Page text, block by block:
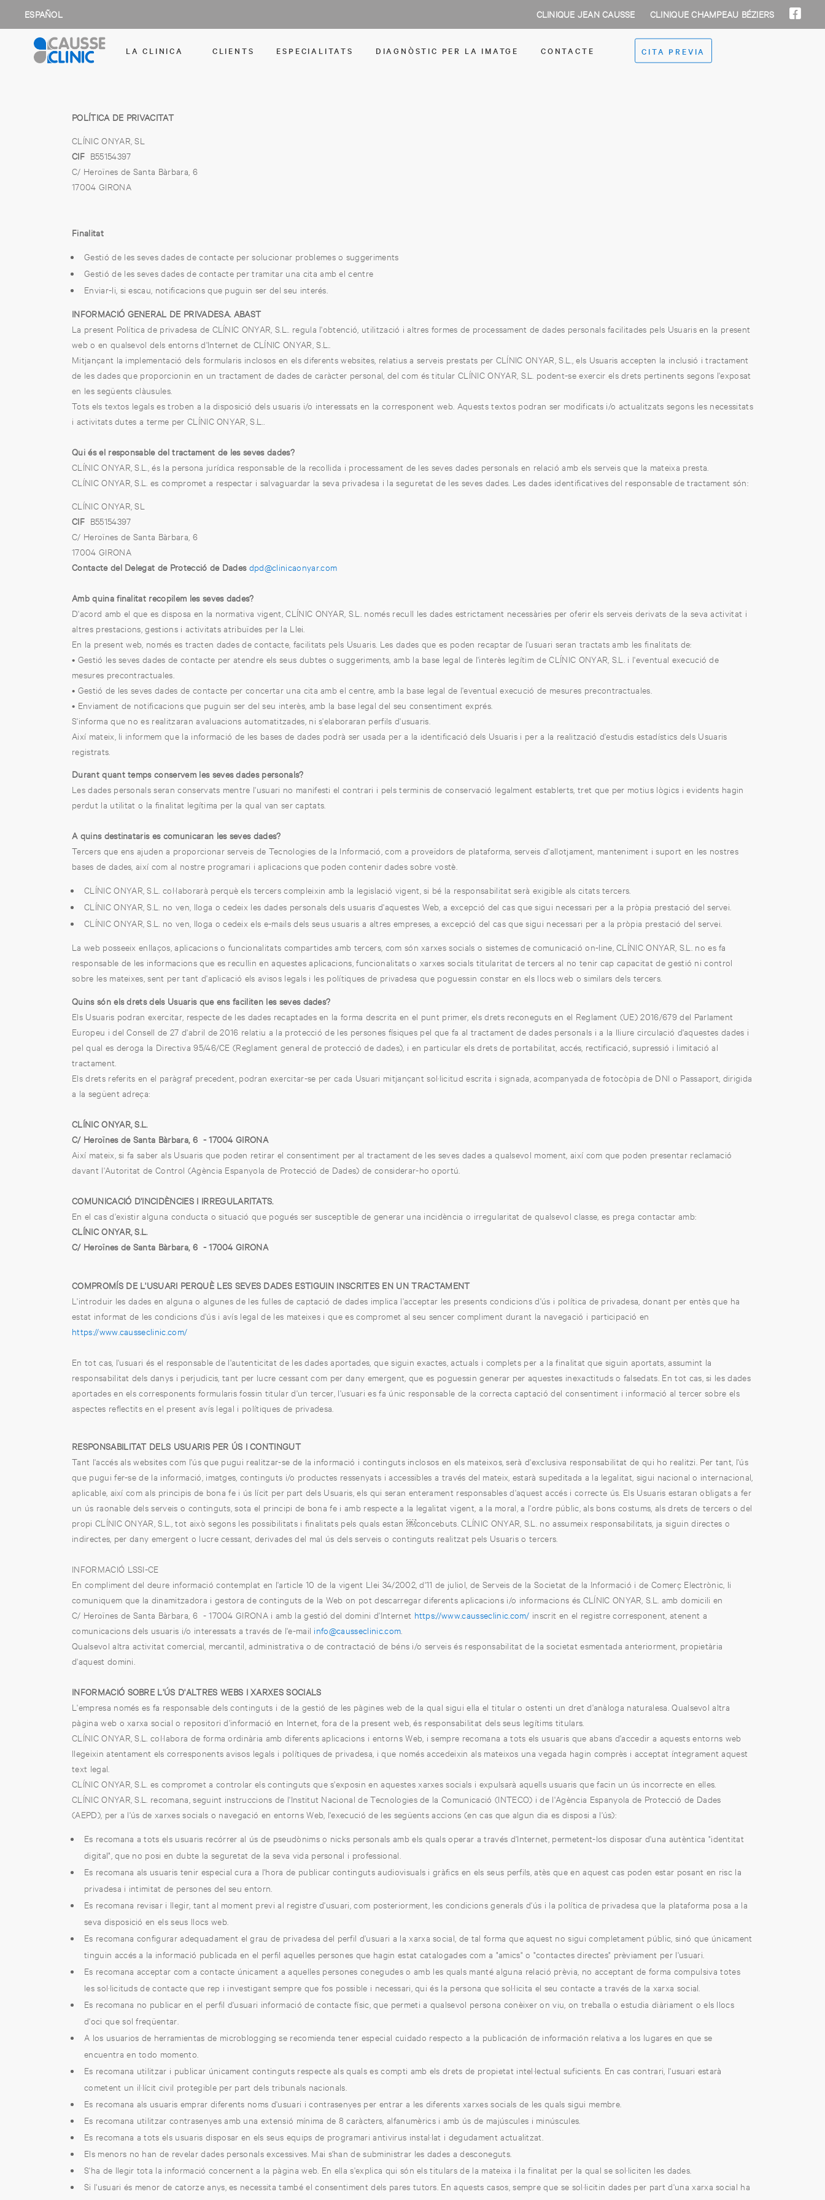
CLINIQUE JEAN CAUSSE CLINIQUE CHAMPEAU BÉZIERS
ESPAÑOL
LA CLINICA CLIENTS ESPECIALITATS DIAGNÒSTIC PER LA IMATGE CONTACTE CITA PREVIA
POLÍTICA DE PRIVACITAT
CLÍNIC ONYAR, SL
CIFB55154397
C/ Heroïnes de Santa Bàrbara, 6
17004 GIRONA
Finalitat
Gestió de les seves dades de contacte per solucionar problemes o suggeriments
Gestió de les seves dades de contacte per tramitar una cita amb el centre
Enviar-li, si escau, notificacions que puguin ser del seu interés.
INFORMACIÓ GENERAL DE PRIVADESA. ABAST
La present Política de privadesa de CLÍNIC ONYAR, S.L.. regula l'obtenció, utilització i altres formes de processament de dades personals facilitades pels Usuaris en la present
web o en qualsevol dels entorns d'Internet de CLÍNIC ONYAR, S.L..
Mitjançant la implementació dels formularis inclosos en els diferents websites, relatius a serveis prestats per CLÍNIC ONYAR, S.L., els Usuaris accepten la inclusió i tractament
de les dades que proporcionin en un tractament de dades de caràcter personal, del com és titular CLÍNIC ONYAR, S.L. podent-se exercir els drets pertinents segons l'exposat
en les següents clàusules.
Tots els textos legals es troben a la disposició dels usuaris i/o interessats en la corresponent web. Aquests textos podran ser modificats i/o actualitzats segons les necessitats
i activitats dutes a terme per CLÍNIC ONYAR, S.L..
Qui és el responsable del tractament de les seves dades?
CLÍNIC ONYAR, S.L., és la persona jurídica responsable de la recollida i processament de les seves dades personals en relació amb els serveis que la mateixa presta.
CLÍNIC ONYAR, S.L. es compromet a respectar i salvaguardar la seva privadesa i la seguretat de les seves dades. Les dades identificatives del responsable de tractament són:
CLÍNIC ONYAR, SL
CIFB55154397
C/ Heroïnes de Santa Bàrbara, 6
17004 GIRONA
Contacte del Delegat de Protecció de Dades dpd@clinicaonyar.com
Amb quina finalitat recopilem les seves dades?
D'acord amb el que es disposa en la normativa vigent, CLÍNIC ONYAR, S.L. només recull les dades estrictament necessàries per oferir els serveis derivats de la seva activitat i
altres prestacions, gestions i activitats atribuïdes per la Llei.
En la present web, només es tracten dades de contacte, facilitats pels Usuaris. Les dades que es poden recaptar de l'usuari seran tractats amb les finalitats de:
• Gestió les seves dades de contacte per atendre els seus dubtes o suggeriments, amb la base legal de l'interès legítim de CLÍNIC ONYAR, S.L. i l'eventual execució de
mesures precontractuales.
• Gestió de les seves dades de contacte per concertar una cita amb el centre, amb la base legal de l'eventual execució de mesures precontractuales.
• Enviament de notificacions que puguin ser del seu interès, amb la base legal del seu consentiment exprés.
S'informa que no es realitzaran avaluacions automatitzades, ni s'elaboraran perfils d'usuaris.
Així mateix, li informem que la informació de les bases de dades podrà ser usada per a la identificació dels Usuaris i per a la realització d'estudis estadístics dels Usuaris
registrats.
Durant quant temps conservem les seves dades personals?
Les dades personals seran conservats mentre l'usuari no manifesti el contrari i pels terminis de conservació legalment establerts, tret que per motius lògics i evidents hagin
perdut la utilitat o la finalitat legítima per la qual van ser captats.
A quins destinataris es comunicaran les seves dades?
Tercers que ens ajuden a proporcionar serveis de Tecnologies de la Informació, com a proveïdors de plataforma, serveis d'allotjament, manteniment i suport en les nostres
bases de dades, així com al nostre programari i aplicacions que poden contenir dades sobre vostè.
CLÍNIC ONYAR, S.L. col·laborarà perquè els tercers compleixin amb la legislació vigent, si bé la responsabilitat serà exigible als citats tercers.
CLÍNIC ONYAR, S.L. no ven, lloga o cedeix les dades personals dels usuaris d'aquestes Web, a excepció del cas que sigui necessari per a la pròpia prestació del servei.
CLÍNIC ONYAR, S.L. no ven, lloga o cedeix els e-mails dels seus usuaris a altres empreses, a excepció del cas que sigui necessari per a la pròpia prestació del servei.
La web posseeix enllaços, aplicacions o funcionalitats compartides amb tercers, com són xarxes socials o sistemes de comunicació on-line, CLÍNIC ONYAR, S.L. no es fa
responsable de les informacions que es recullin en aquestes aplicacions, funcionalitats o xarxes socials titularitat de tercers al no tenir cap capacitat de gestió ni control
sobre les mateixes, sent per tant d'aplicació els avisos legals i les polítiques de privadesa que poguessin constar en els llocs web o similars dels tercers.
Quins són els drets dels Usuaris que ens faciliten les seves dades?
Els Usuaris podran exercitar, respecte de les dades recaptades en la forma descrita en el punt primer, els drets reconeguts en el Reglament (UE) 2016/679 del Parlament
Europeu i del Consell de 27 d'abril de 2016 relatiu a la protecció de les persones físiques pel que fa al tractament de dades personals i a la lliure circulació d'aquestes dades i
pel qual es deroga la Directiva 95/46/CE (Reglament general de protecció de dades), i en particular els drets de portabilitat, accés, rectificació, supressió i limitació al
tractament.
Els drets referits en el paràgraf precedent, podran exercitar-se per cada Usuari mitjançant sol·licitud escrita i signada, acompanyada de fotocòpia de DNI o Passaport, dirigida
a la següent adreça:
CLÍNIC ONYAR, S.L.
C/ Heroïnes de Santa Bàrbara, 6 - 17004 GIRONA
Així mateix, si fa saber als Usuaris que poden retirar el consentiment per al tractament de les seves dades a qualsevol moment, així com que poden presentar reclamació
davant l'Autoritat de Control (Agència Espanyola de Protecció de Dades) de considerar-ho oportú.
COMUNICACIÓ D'INCIDÈNCIES I IRREGULARITATS.
En el cas d'existir alguna conducta o situació que pogués ser susceptible de generar una incidència o irregularitat de qualsevol classe, es prega contactar amb:
CLÍNIC ONYAR, S.L.
C/ Heroïnes de Santa Bàrbara, 6 - 17004 GIRONA
COMPROMÍS DE L'USUARI PERQUÈ LES SEVES DADES ESTIGUIN INSCRITES EN UN TRACTAMENT
L'introduir les dades en alguna o algunes de les fulles de captació de dades implica l'acceptar les presents condicions d'ús i política de privadesa, donant per entès que ha
estat informat de les condicions d'ús i avís legal de les mateixes i que es compromet al seu sencer compliment durant la navegació i participació en
https://www.causseclinic.com/
En tot cas, l'usuari és el responsable de l'autenticitat de les dades aportades, que siguin exactes, actuals i complets per a la finalitat que siguin aportats, assumint la
responsabilitat dels danys i perjudicis, tant per lucre cessant com per dany emergent, que es poguessin generar per aquestes inexactituds o falsedats. En tot cas, si les dades
aportades en els corresponents formularis fossin titular d'un tercer, l'usuari es fa únic responsable de la correcta captació del consentiment i informació al tercer sobre els
aspectes reflectits en el present avís legal i polítiques de privadesa.
RESPONSABILITAT DELS USUARIS PER ÚS I CONTINGUT
Tant l'accés als websites com l'ús que pugui realitzar-se de la informació i continguts inclosos en els mateixos, serà d'exclusiva responsabilitat de qui ho realitzi. Per tant, l'ús
que pugui fer-se de la informació, imatges, continguts i/o productes ressenyats i accessibles a través del mateix, estarà supeditada a la legalitat, sigui nacional o internacional,
aplicable, així com als principis de bona fe i ús lícit per part dels Usuaris, els qui seran enterament responsables d'aquest accés i correcte ús. Els Usuaris estaran obligats a fer
un ús raonable dels serveis o continguts, sota el principi de bona fe i amb respecte a la legalitat vigent, a la moral, a l'ordre públic, als bons costums, als drets de tercers o del
propi CLÍNIC ONYAR, S.L., tot això segons les possibilitats i finalitats pels quals estan ￼concebuts. CLÍNIC ONYAR, S.L. no assumeix responsabilitats, ja siguin directes o
indirectes, per dany emergent o lucre cessant, derivades del mal ús dels serveis o continguts realitzat pels Usuaris o tercers.
INFORMACIÓ LSSI-CE
En compliment del deure informació contemplat en l'article 10 de la vigent Llei 34/2002, d'11 de juliol, de Serveis de la Societat de la Informació i de Comerç Electrònic, li
comuniquem que la dinamitzadora i gestora de continguts de la Web on pot descarregar diferents aplicacions i/o informacions és CLÍNIC ONYAR, S.L. amb domicili en
C/ Heroïnes de Santa Bàrbara, 6 - 17004 GIRONA i amb la gestió del domini d'Internet https://www.causseclinic.com/ inscrit en el registre corresponent, atenent a
comunicacions dels usuaris i/o interessats a través de l'e-mail info@causseclinic.com
Qualsevol altra activitat comercial, mercantil, administrativa o de contractació de béns i/o serveis és responsabilitat de la societat esmentada anteriorment, propietària
d'aquest domini.
INFORMACIÓ SOBRE L'ÚS D'ALTRES WEBS I XARXES SOCIALS
L'empresa només es fa responsable dels continguts i de la gestió de les pàgines web de la qual sigui ella el titular o ostenti un dret d'anàloga naturalesa. Qualsevol altra
pàgina web o xarxa social o repositori d'informació en Internet, fora de la present web, és responsabilitat dels seus legítims titulars.
CLÍNIC ONYAR, S.L. col·labora de forma ordinària amb diferents aplicacions i entorns Web, i sempre recomana a tots els usuaris que abans d'accedir a aquests entorns web
llegeixin atentament els corresponents avisos legals i polítiques de privadesa, i que només accedeixin als mateixos una vegada hagin comprès i acceptat íntegrament aquest
text legal.
CLÍNIC ONYAR, S.L. es compromet a controlar els continguts que s'exposin en aquestes xarxes socials i expulsarà aquells usuaris que facin un ús incorrecte en elles.
CLÍNIC ONYAR, S.L. recomana, seguint instruccions de l'Institut Nacional de Tecnologies de la Comunicació (INTECO) i de l'Agència Espanyola de Protecció de Dades
(AEPD), per a l'ús de xarxes socials o navegació en entorns Web, l'execució de les següents accions (en cas que algun dia es disposi a l'ús):
Es recomana a tots els usuaris recórrer al ús de pseudònims o nicks personals amb els quals operar a través d'Internet, permetent-los disposar d'una autèntica "identitat
digital", que no posi en dubte la seguretat de la seva vida personal i professional.
Es recomana als usuaris tenir especial cura a l'hora de publicar continguts audiovisuals i gràfics en els seus perfils, atès que en aquest cas poden estar posant en risc la
privadesa i intimitat de persones del seu entorn.
Es recomana revisar i llegir, tant al moment previ al registre d'usuari, com posteriorment, les condicions generals d'ús i la política de privadesa que la plataforma posa a la
seva disposició en els seus llocs web.
Es recomana configurar adequadament el grau de privadesa del perfil d'usuari a la xarxa social, de tal forma que aquest no sigui completament públic, sinó que únicament
tinguin accés a la informació publicada en el perfil aquelles persones que hagin estat catalogades com a "amics" o "contactes directes" prèviament per l'usuari.
Es recomana acceptar com a contacte únicament a aquelles persones conegudes o amb les quals manté alguna relació prèvia, no acceptant de forma compulsiva totes
les sol·licituds de contacte que rep i investigant sempre que fos possible i necessari, qui és la persona que sol·licita el seu contacte a través de la xarxa social.
Es recomana no publicar en el perfil d'usuari informació de contacte físic, que permeti a qualsevol persona conèixer on viu, on treballa o estudia diàriament o els llocs
d'oci que sol freqüentar.
A los usuarios de herramientas de microblogging se recomienda tener especial cuidado respecto a la publicación de información relativa a los lugares en que se
encuentra en todo momento.
Es recomana utilitzar i publicar únicament continguts respecte als quals es compti amb els drets de propietat intel·lectual suficients. En cas contrari, l'usuari estarà
cometent un il·lícit civil protegible per part dels tribunals nacionals.
Es recomana als usuaris emprar diferents noms d'usuari i contrasenyes per entrar a les diferents xarxes socials de les quals sigui membre.
Es recomana utilitzar contrasenyes amb una extensió mínima de 8 caràcters, alfanumèrics i amb ús de majúscules i minúscules.
Es recomana a tots els usuaris disposar en els seus equips de programari antivirus instal·lat i degudament actualitzat.
Els menors no han de revelar dades personals excessives. Mai s'han de subministrar les dades a desconeguts.
S'ha de llegir tota la informació concernent a la pàgina web. En ella s'explica qui són els titulars de la mateixa i la finalitat per la qual se sol·liciten les dades.
Si l'usuari és menor de catorze anys, es necessita també el consentiment dels pares tutors. En aquests casos, sempre que se sol·licitin dades per part d'una xarxa social ha